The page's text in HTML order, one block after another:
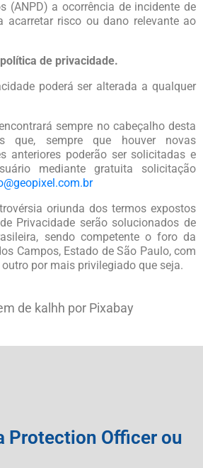
(ANPD) a ocorrência de incidente de
acarretar risco ou dano relevante ao
de privacidade.
poderá ser alterada a qualquer
sempre no cabeçalho desta
que, sempre que houver novas
anteriores poderão ser solicitadas e
mediante gratuita solicitação
oriunda dos termos expostos
Privacidade serão solucionados de
sendo competente o foro da
Campos, Estado de São Paulo, com
por mais privilegiado que seja.
Protection Officer ou